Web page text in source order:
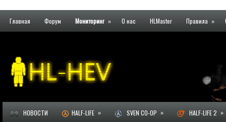
Главная Форум Мониторинг » О нас HLMaster Правила »
НОВОСТИ HALF-LIFE » SVEN CO-OP » HALF-LIFE 2 »